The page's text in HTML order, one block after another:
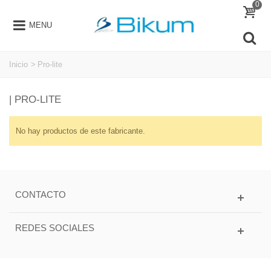
MENU
0
Inicio > Pro-lite
| PRO-LITE
No hay productos de este fabricante.
CONTACTO
REDES SOCIALES